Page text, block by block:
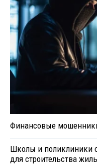
Финансовые
Школы и поликлиники
для строительства